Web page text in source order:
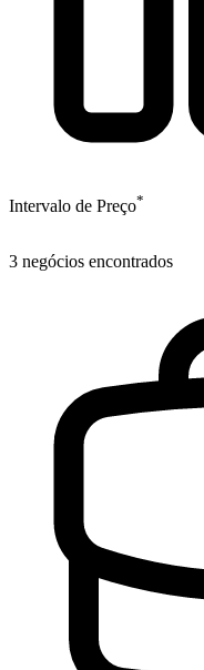
Intervalo de Preço*
3 negócios encontrados